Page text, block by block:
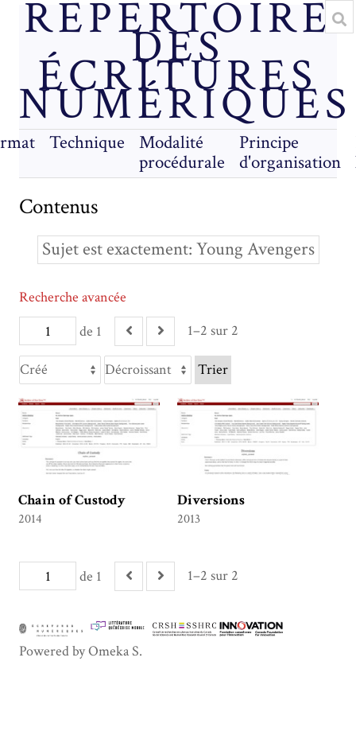
RÉPERTOIRE
DES
ÉCRITURES
NUMÉRIQUES
Technique
Modalité
procédurale
Principe
d'organisation
Contenus
Sujet est exactement Young Avengers
de 1 1–2 sur 2
Recherche avancée
Trier
Chain of Custody
2014
Diversions
2013
de 1 1–2 sur 2
Powered by Omeka S.